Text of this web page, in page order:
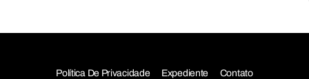
Política De Privacidade Expediente Contato